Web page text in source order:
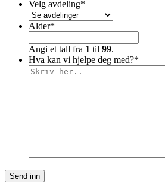
Velg avdeling*
Alder*
Angi et tall fra 1 til 99.
Hva kan vi hjelpe deg med?*